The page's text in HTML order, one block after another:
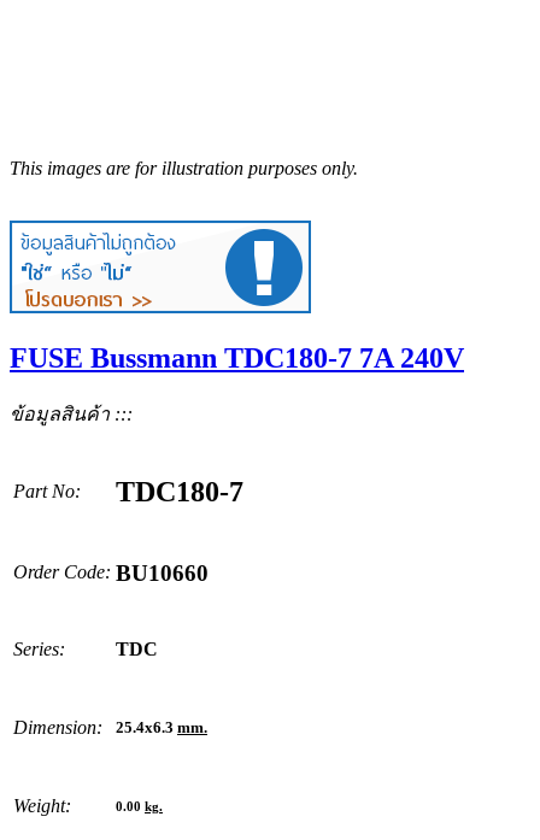
This images are for illustration purposes only.
FUSE Bussmann TDC180-7 7A 240V
ข้อมูลสินค้า :::
Part No: TDC180-7
Order Code: BU10660
Series: TDC
Dimension: 25.4x6.3 mm.
Weight: 0.00 kg.